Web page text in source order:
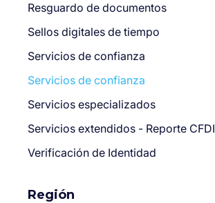
Resguardo de documentos
Sellos digitales de tiempo
Servicios de confianza
Servicios de confianza
Servicios especializados
Servicios extendidos - Reporte CFDI
Verificación de Identidad
Región